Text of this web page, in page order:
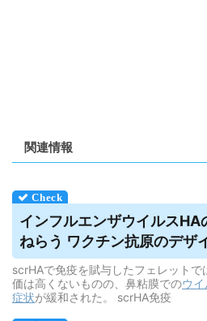
関連情報
インフルエンザウイルスHA
ねらう ワクチン抗原のデザ
scrHAで免疫を賦与したフェレットで
価は高くないものの、鼻粘膜でのウイ
症状が緩和された。 scrHA免疫